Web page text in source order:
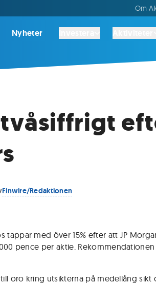
Om
Nyheter
Finwire/Redaktionen
tappar med över 15% efter att JP
pence per aktie. Rekommendationen
oro kring utsikterna på medellång sikt